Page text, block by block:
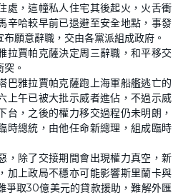
處，這幢私人住宅其後起火，火舌衝
辛哈較早前已退避至安全地點，事發
願意辭職，交由各黨派組成政府。
拉賈帕克薩決定周三辭職，和平移交
。
巴雅拉賈帕克薩跑上海軍船艦逃亡的
上午已被大批示威者進佔，不過示威
台，之後的權力移交過程仍未明朗，
時總統，由他任命新總理，組成臨時
，除了交接期間會出現權力真空，新
加上政局不穩亦可能影響斯里蘭卡與
爭取30億美元的貸款援助，難解外匯